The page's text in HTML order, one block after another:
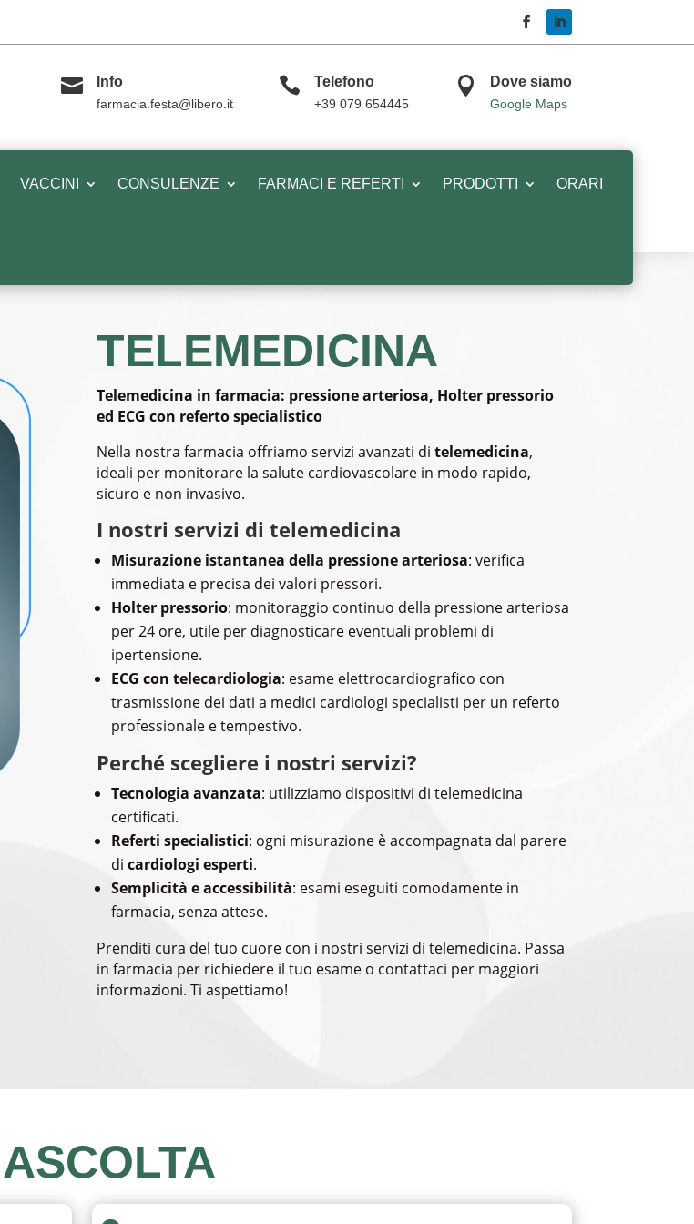
 Info
farmacia.festa@libero.it
 Telefono
+39 079 654445
 Dove siamo
Google Maps
VACCINI CONSULENZE FARMACI E REFERTI PRODOTTI ORARI
TELEMEDICINA
Telemedicina in farmacia: pressione arteriosa, Holter pressorio
ed ECG con referto specialistico
Nella nostra farmacia offriamo servizi avanzati ditelemedicina,
ideali per monitorare la salute cardiovascolare in modo rapido,
sicuro e non invasivo.
I nostri servizi di telemedicina
Misurazione istantanea della pressione arteriosa: verifica
immediata e precisa dei valori pressori.
Holter pressorio: monitoraggio continuo della pressione arteriosa
per 24 ore, utile per diagnosticare eventuali problemi di
ipertensione.
ECG con telecardiologia: esame elettrocardiografico con
trasmissione dei dati a medici cardiologi specialisti per un referto
professionale e tempestivo.
Perché scegliere i nostri servizi?
Tecnologia avanzata: utilizziamo dispositivi di telemedicina
certificati.
Referti specialistici: ogni misurazione è accompagnata dal parere
dicardiologi esperti.
Semplicità e accessibilità: esami eseguiti comodamente in
farmacia, senza attese.
Prenditi cura del tuo cuore con i nostri servizi di telemedicina. Passa
in farmacia per richiedere il tuo esame o contattaci per maggiori
informazioni. Ti aspettiamo!
ASCOLTA